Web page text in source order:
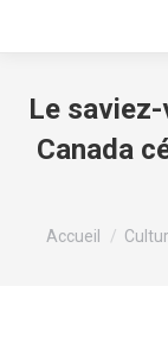
Le
Canada
Vous êtes ici :
Accueil